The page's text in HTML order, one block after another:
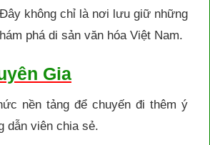
không chỉ là nơi lưu giữ những
phá di sản văn hóa Việt Nam.
Gia
nền tảng để chuyến đi thêm ý
dẫn viên chia sẻ.